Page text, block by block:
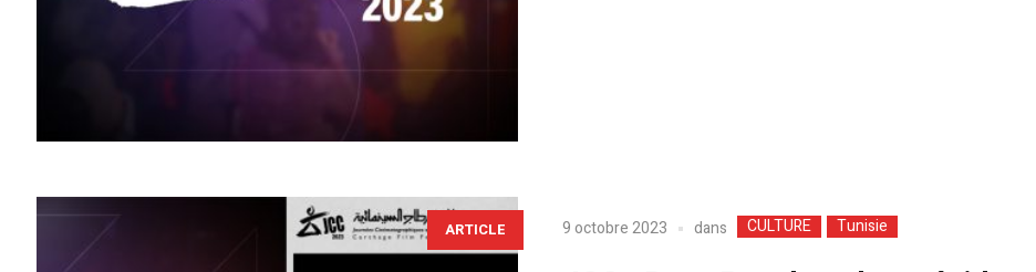
ARTICLE 9 octobre 2023 dans CULTURE Tunisie